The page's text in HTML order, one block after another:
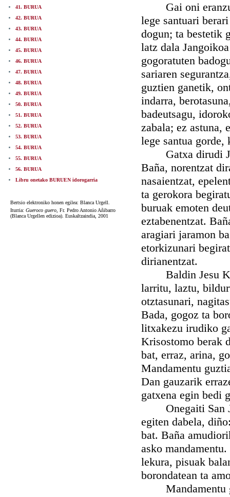
41. BURUA
42. BURUA
43. BURUA
44. BURUA
45. BURUA
46. BURUA
47. BURUA
48. BURUA
49. BURUA
50. BURUA
51. BURUA
52. BURUA
53. BURUA
54. BURUA
55. BURUA
56. BURUA
Libru onetako BURUEN idorogarria
Bertsio elektroniko honen egilea: Blanca Urgell.
Iturria: Gueroco guero, Fr. Pedro Antonio Añibarro
(Blanca Urgellen edizioa). Euskaltzaindia, 2001
Gai oni
lege santuari
dogun; ta bestetik
latz dala
gogoratuten
sariaren
guztien ganetik,
indarra,
badeutsagu,
zabala; ez astuna,
lege santua gorde,
Gatxa dirudi
Baña, norentzat
nasaientzat,
ta gerokora
buruak emoten
eztabenentzat.
aragiari jaramon
etorkizunari
dirianentzat.
Baldin Jesu
larritu, laztu,
otztasunari,
Bada, gogoz ta
litxakezu irudiko
Krisostomo berak
bat, erraz, arina,
Mandamentu
Dan gauzarik
gatxena egin bedi
Onegaiti San
egiten dabela,
bat. Baña
asko
lekura, pisuak
borondatean ta
Mandamentu